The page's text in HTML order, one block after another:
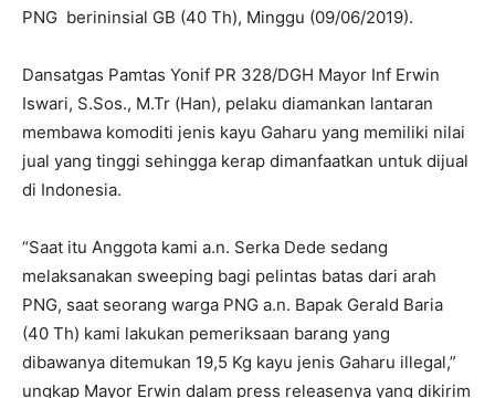
PNG berininsial GB (40 Th), Minggu (09/06/2019).
Dansatgas Pamtas Yonif PR 328/DGH Mayor Inf Erwin
Iswari, S.Sos., M.Tr (Han), pelaku diamankan lantaran
membawa komoditi jenis kayu Gaharu yang memiliki nilai
jual yang tinggi sehingga kerap dimanfaatkan untuk dijual
di Indonesia.
“Saat itu Anggota kami a.n. Serka Dede sedang
melaksanakan sweeping bagi pelintas batas dari arah
PNG, saat seorang warga PNG a.n. Bapak Gerald Baria
(40 Th) kami lakukan pemeriksaan barang yang
dibawanya ditemukan 19,5 Kg kayu jenis Gaharu illegal,”
ungkap Mayor Erwin dalam press releasenya yang dikirim